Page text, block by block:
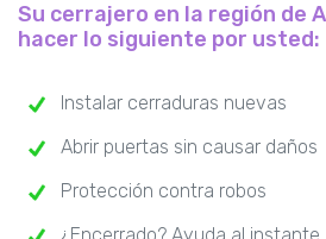
Su cerrajero en la región de
hacer lo siguiente por usted:
Instalar cerraduras nuevas
Abrir puertas sin causar daños
Protección contra robos